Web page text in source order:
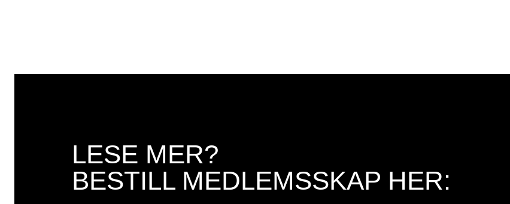
LESE MER?